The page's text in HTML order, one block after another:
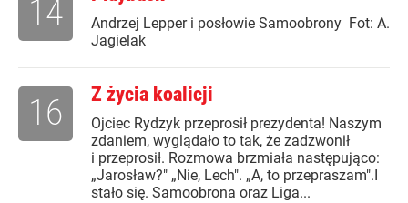
Andrzej Lepper i posłowie Samoobrony Fot: A.
Jagielak
14
Z życia koalicji
Ojciec Rydzyk przeprosił prezydenta! Naszym
zdaniem, wyglądało to tak, że zadzwonił
i przeprosił. Rozmowa brzmiała następująco:
„Jarosław?" „Nie, Lech". „A, to przepraszam".I
stało się. Samoobrona oraz Liga...
16